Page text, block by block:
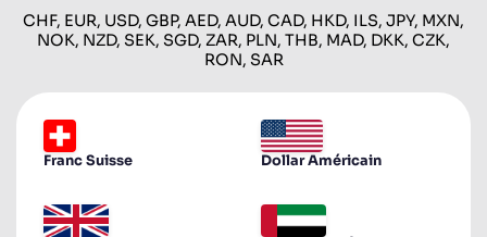
CHF, EUR, USD, GBP, AED, AUD, CAD, HKD, ILS, JPY, MXN,
NOK, NZD, SEK, SGD, ZAR, PLN, THB, MAD, DKK, CZK,
RON, SAR
Franc Suisse Dollar Américain